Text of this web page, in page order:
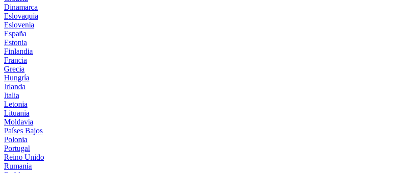
Dinamarca
Eslovaquia
Eslovenia
España
Estonia
Finlandia
Francia
Grecia
Hungría
Irlanda
Italia
Letonia
Lituania
Moldavia
Países Bajos
Polonia
Portugal
Reino Unido
Rumanía